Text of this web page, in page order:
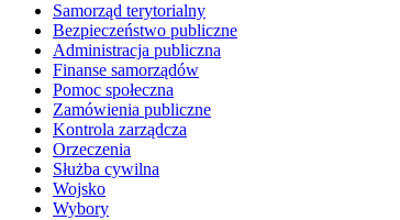
Samorząd terytorialny
Bezpieczeństwo publiczne
Administracja publiczna
Finanse samorządów
Pomoc społeczna
Zamówienia publiczne
Kontrola zarządcza
Orzeczenia
Służba cywilna
Wojsko
Wybory